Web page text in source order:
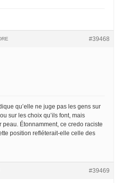
#39468
qu’elle ne juge pas les gens sur
sur les choix qu’ils font, mais
Étonnamment, ce credo raciste
position refléterait-elle celle des
#39469